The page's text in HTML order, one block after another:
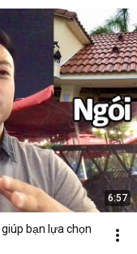
6:57
bạn lựa chọn